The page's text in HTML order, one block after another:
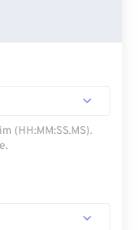
(HH:MM:SS.MS).